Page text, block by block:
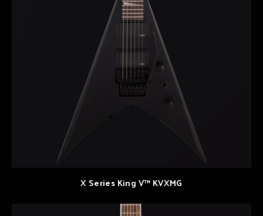
X Series King V™ KVXMG